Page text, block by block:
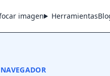
imagen Herramientas